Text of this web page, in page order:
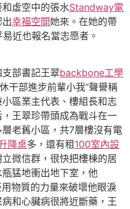
虛空中的張水Standway電
幸福空間她來。在她的帶
近也報名當志愿者。
部書記王翠backbone工學
干部進步前輩小我”聲譽稱
區業主代表、樓組長和志
王翠珍帶頭成為戰斗在一
老舊小區，共7層樓沒有電
降桌多，還有租 100室內設
微信群，很快把樓棟的居
猛地衝出地下室，他
物質的力量來破壞他眼淚
和心臟病很將近斷藥，王